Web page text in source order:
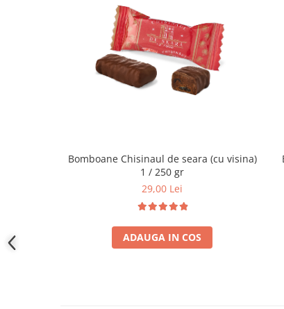
Bomboane Chisinaul de seara (cu visina)
1 / 250 gr
29,00 Lei
ADAUGA IN COS